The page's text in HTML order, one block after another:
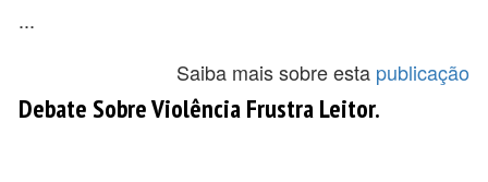
...
Saiba mais sobre esta publicação
Debate Sobre Violência Frustra Leitor.